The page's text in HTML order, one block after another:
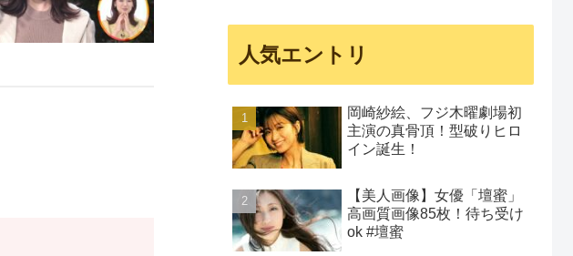
人気エントリ
岡崎紗絵、フジ木曜劇場初
主演の真骨頂！型破りヒロ
イン誕生！
【美人画像】女優「壇蜜」
高画質画像85枚！待ち受け
ok #壇蜜